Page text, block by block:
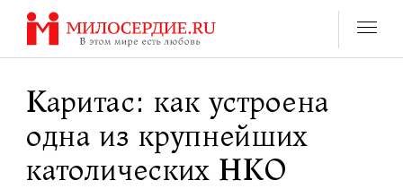
Перейти
содержанию
Каритас: как устроена
одна из крупнейших
католических НКО